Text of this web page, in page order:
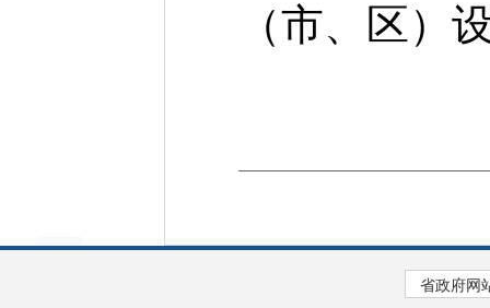
（市、区）